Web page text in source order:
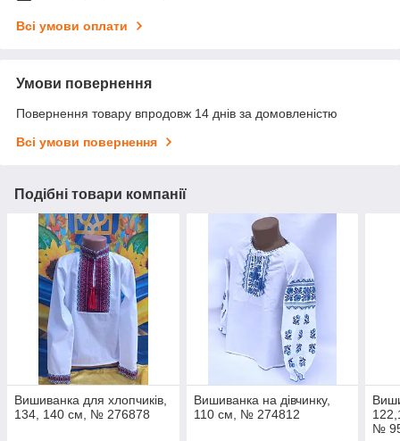
Всі умови оплати
Умови повернення
Повернення товару впродовж 14 днів за домовленістю
Всі умови повернення
Подібні товари компанії
Вишиванка для хлопчиків,
134, 140 см, № 276878
Вишиванка на дівчинку,
110 см, № 274812
№